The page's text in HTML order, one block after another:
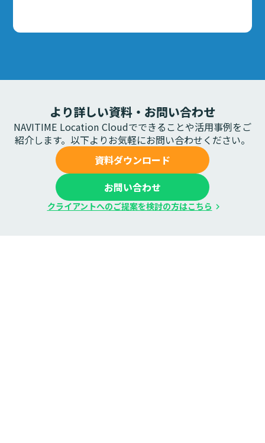
より詳しい資料・お問い合わせ
NAVITIME Location Cloudでできることや活用事例をご
紹介します。以下よりお気軽にお問い合わせください。
資料ダウンロード
お問い合わせ
クライアントへのご提案を検討の方はこちら chevron_right